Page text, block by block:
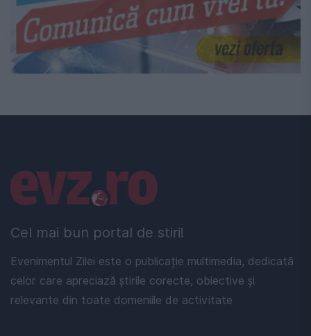
Cel mai bun portal de stiri!
Evenimentul Zilei este o publicație multimedia, dedicată
celor care apreciază știrile corecte, obiective și
relevante din toate domeniile de activitate
Linkuri utile